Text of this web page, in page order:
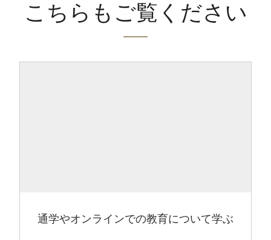
こちらもご覧ください
通学やオンラインでの教育について学ぶ